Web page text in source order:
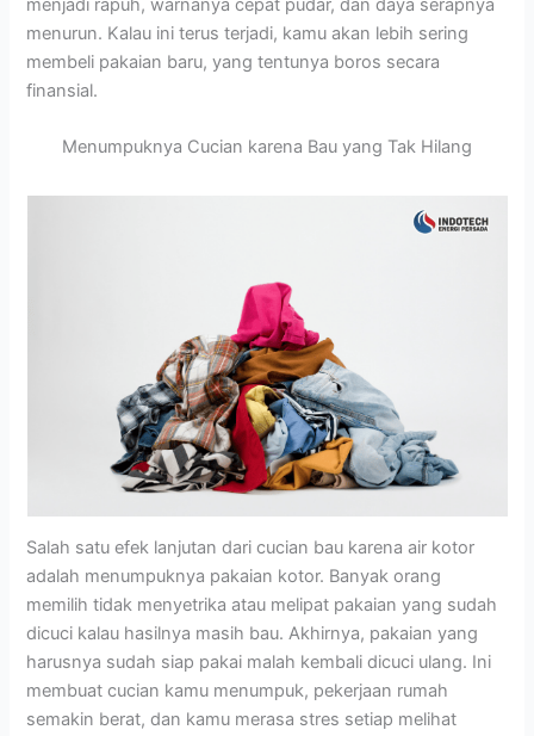
menjadi rapuh, warnanya cepat pudar, dan daya serapnya
menurun. Kalau ini terus terjadi, kamu akan lebih sering
membeli pakaian baru, yang tentunya boros secara
finansial.
Menumpuknya Cucian karena Bau yang Tak Hilang
Salah satu efek lanjutan dari cucian bau karena air kotor
adalah menumpuknya pakaian kotor. Banyak orang
memilih tidak menyetrika atau melipat pakaian yang sudah
dicuci kalau hasilnya masih bau. Akhirnya, pakaian yang
harusnya sudah siap pakai malah kembali dicuci ulang. Ini
membuat cucian kamu menumpuk, pekerjaan rumah
semakin berat, dan kamu merasa stres setiap melihat